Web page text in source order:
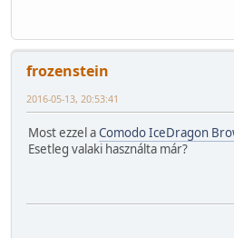
frozenstein
2016-05-13, 20:53:41
Most ezzel aComodo IceDragon
Esetleg valaki használta már?